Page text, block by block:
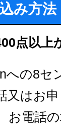
み方法
点以上
への8セ
又はお
お電話